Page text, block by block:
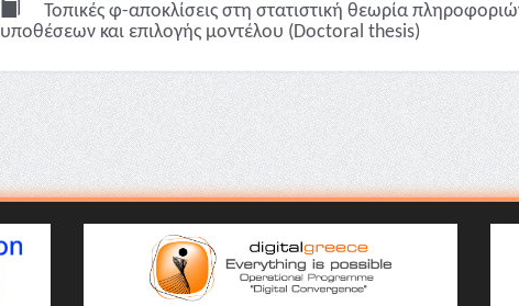
Τοπικές φ-αποκλίσεις στη στατιστική θεωρία
υποθέσεων και επιλογής μοντέλου (Doctoral thesis)